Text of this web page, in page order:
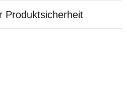
Produktsicherheit